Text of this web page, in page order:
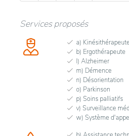
Services proposés
a) Kinésithérapeute
b) Ergothérapeute
l) Alzheimer
m) Démence
n) Désorientation
o) Parkinson
p) Soins palliatifs
v) Surveillance
w) Système